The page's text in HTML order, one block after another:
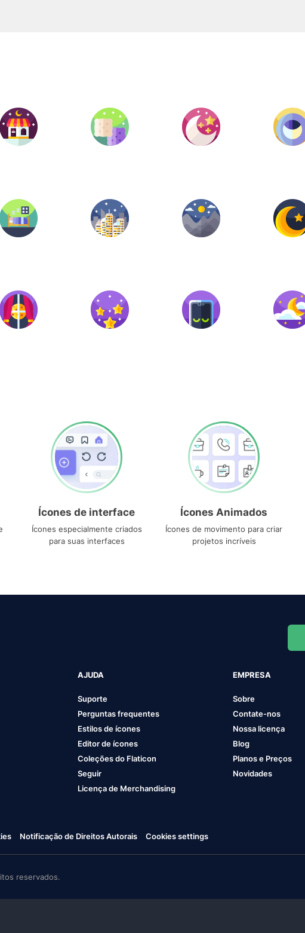
Ícones de interface
Ícones especialmente criados
para suas interfaces
Ícones Animados
Ícones de movimento para criar
projetos incríveis
AJUDA
Suporte
Perguntas frequentes
Estilos de ícones
Editor de ícones
Coleções do Flaticon
Seguir
Licença de Merchandising
EMPRESA
Sobre
Contate-nos
Nossa licença
Blog
Planos e Preços
Novidades
Notificação de Direitos Autorais Cookies settings
reservados.